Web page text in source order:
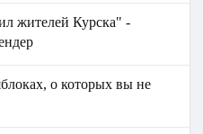
жителей Курска" -
о которых вы не